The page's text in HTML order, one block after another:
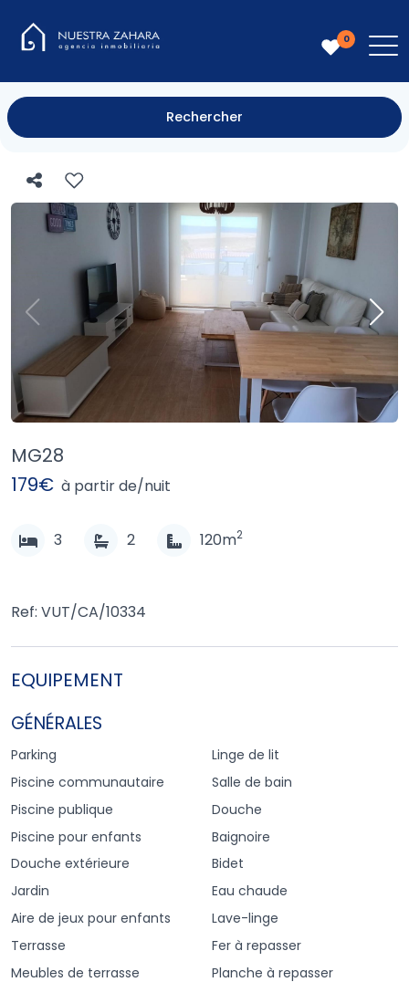
0
Rechercher
MG28
3 2 120m2
Ref: VUT/CA/10334
EQUIPEMENT
GÉNÉRALES
Parking
Piscine communautaire
Piscine publique
Piscine pour enfants
Douche extérieure
Jardin
Aire de jeux pour enfants
Terrasse
Meubles de terrasse
Linge de lit
Salle de bain
Douche
Baignoire
Bidet
Eau chaude
Lave-linge
Fer à repasser
Planche à repasser
179€ à partir de/nuit